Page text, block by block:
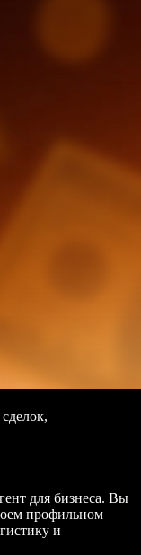
для бизнеса. Вы
профильном
и